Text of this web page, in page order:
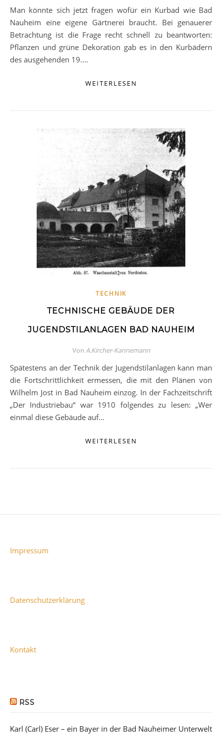
Man könnte sich jetzt fragen wofür ein Kurbad wie Bad
Nauheim eine eigene Gärtnerei braucht. Bei genauerer
Betrachtung ist die Frage recht schnell zu beantworten:
Pflanzen und grüne Dekoration gab es in den Kurbädern
des ausgehenden 19.…
WEITERLESEN
TECHNIK
TECHNISCHE GEBÄUDE DER
JUGENDSTILANLAGEN BAD NAUHEIM
Von A.Kircher-Kannemann
Spätestens an der Technik der Jugendstilanlagen kann man
die Fortschrittlichkeit ermessen, die mit den Plänen von
Wilhelm Jost in Bad Nauheim einzog. In der Fachzeitschrift
„Der Industriebau“ war 1910 folgendes zu lesen: „Wer
einmal diese Gebäude auf…
WEITERLESEN
Impressum
Datenschutzerklärung
Kontakt
RSS
Karl (Carl) Eser – ein Bayer in der Bad Nauheimer Unterwelt